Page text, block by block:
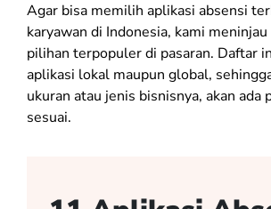
Agar bisa memilih aplikasi absensi
karyawan di Indonesia, kami
pilihan terpopuler di pasaran. Daftar
aplikasi lokal maupun global,
ukuran atau jenis bisnisnya, akan ada
sesuai.